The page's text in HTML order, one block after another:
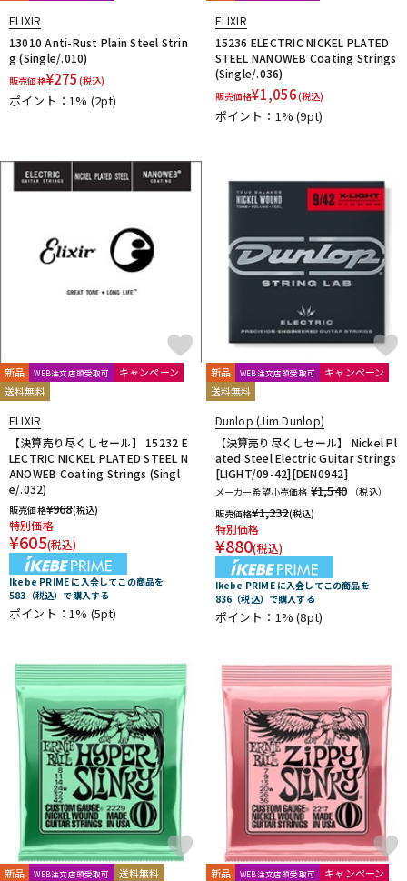
ELIXIR
13010 Anti-Rust Plain Steel Strin
g (Single/.010)
販売価格¥275 (税込)
ポイント：1% (2pt)
ELIXIR
15236 ELECTRIC NICKEL PLATED
STEEL NANOWEB Coating Strings
(Single/.036)
販売価格¥1,056(税込)
ポイント：1%(9pt)
新品 WEB注文店頭受取可
キャンペーン
送料無料
ELIXIR
【決算売り尽くしセール】 15232 E
LECTRIC NICKEL PLATED STEEL N
ANOWEB Coating Strings (Singl
e/.032)
販売価格¥968(税込)
特別価格
¥605(税込)
Ikebe PRIME に入会してこの商品を
583（税込）で購入する
ポイント：1% (5pt)
新品 WEB注文店頭受取可
キャンペーン
送料無料
Dunlop (Jim Dunlop)
【決算売り尽くしセール】 Nickel Pl
ated Steel Electric Guitar Strings
[LIGHT/09-42][DEN0942]
メーカー希望小売価格 ¥1,540
（税込）
販売価格¥1,232(税込)
特別価格
¥880(税込)
Ikebe PRIME に入会してこの商品を
836（税込）で購入する
ポイント：1%(8pt)
新品 WEB注文店頭受取可 送料無料 新品 WEB注文店頭受取可
キャンペーン